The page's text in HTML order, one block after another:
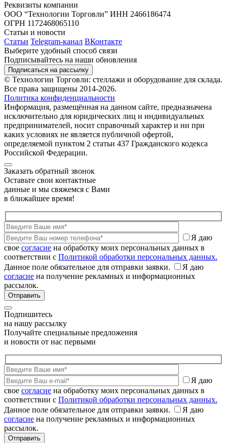
Реквизиты компании
ООО “Технологии Торговли” ИНН 2466186474
ОГРН 1172468065110
Статьи и новости
Статьи Telegram-канал ВКонтакте
Выберите удобный способ связи
Подписывайтесь на наши обновления
Подписаться на рассылку
© Технологии Торговли: стеллажи и оборудование для склада.
Все права защищены 2014-2026.
Политика конфиденциальности
Информация, размещённая на данном сайте, предназначена
исключительно для юридических лиц и индивидуальных
предпринимателей, носит справочный характер и ни при
каких условиях не является публичной офертой,
определяемой пунктом 2 статьи 437 Гражданского кодекса
Российской Федерации.
Заказать обратный звонок
Оставьте свои контактные
данные и мы свяжемся с Вами
в ближайшее время!
Я даю
свое согласие на обработку моих персональных данных в
соответствии с Политикой обработки персональных данных.
Данное поле обязательное для отправки заявки.
Я даю
согласие на получение рекламных и информационных
рассылок.
Подпишитесь
на нашу рассылку
Получайте специальные предложения
и новости от нас первыми
Я даю
свое согласие на обработку моих персональных данных в
соответствии с Политикой обработки персональных данных.
Данное поле обязательное для отправки заявки.
Я даю
согласие на получение рекламных и информационных
рассылок.